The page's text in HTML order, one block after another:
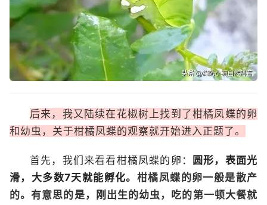
后来，我又陆续在花椒树上找到了柑橘凤蝶的卵
和幼虫，关于柑橘凤蝶的观察就开始进入正题了。
首先，我们来看看柑橘凤蝶的卵：
圆形，表面光
滑，大多数7天就能孵化。 柑橘凤蝶的卵一般是散产
的。有意思的是，刚出生的幼虫，吃的第一顿大餐就